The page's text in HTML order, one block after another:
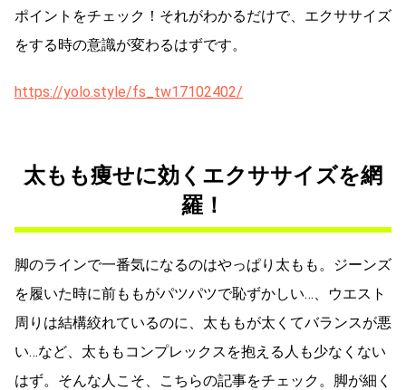
ポイントをチェック！それがわかるだけで、エクササイズ
をする時の意識が変わるはずです。
https://yolo.style/fs_tw17102402/
太もも痩せに効くエクササイズを網
羅！
脚のラインで一番気になるのはやっぱり太もも。ジーンズ
を履いた時に前ももがパツパツで恥ずかしい…、ウエスト
周りは結構絞れているのに、太ももが太くてバランスが悪
い…など、太ももコンプレックスを抱える人も少なくない
はず。そんな人こそ、こちらの記事をチェック。脚が細く